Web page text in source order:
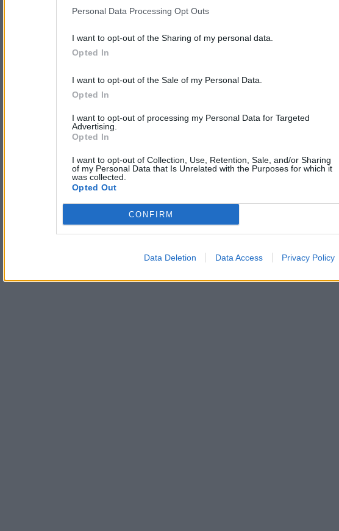
Personal Data Processing Opt Outs
I want to opt-out of the Sharing of my personal data.
Opted In
I want to opt-out of the Sale of my Personal Data.
Opted In
I want to opt-out of processing my Personal Data for Targeted
Advertising.
Opted In
I want to opt-out of Collection, Use, Retention, Sale, and/or Sharing
of my Personal Data that Is Unrelated with the Purposes for which it
was collected.
Opted Out
CONFIRM
Data Deletion Data Access Privacy Policy